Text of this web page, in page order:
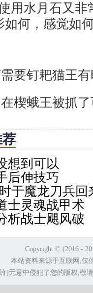
用水月石又非
何，感觉如
要钉耙猫王
楔蛾王被抓
想到可以
后伸技巧
于魔龙刀兵回
士灵魂战甲术
析战士飓风破
Copyright © (2016 -
本站资料来源于互联网,仅
们无意中侵犯了您的版权,敬